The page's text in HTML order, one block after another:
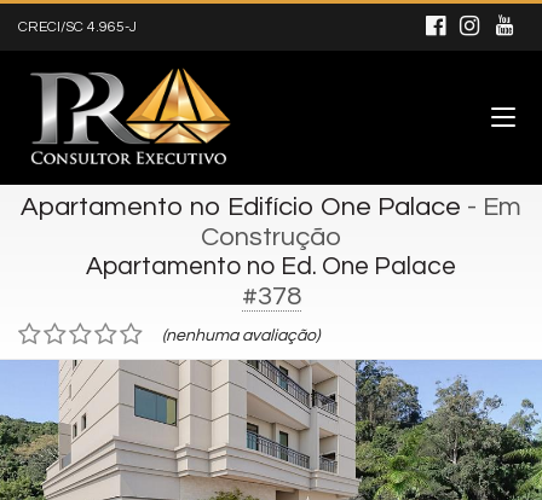
CRECI/SC 4.965-J
Apartamento no Edifício One Palace - Em
Construção
Apartamento no Ed. One Palace
#378
(nenhuma avaliação)